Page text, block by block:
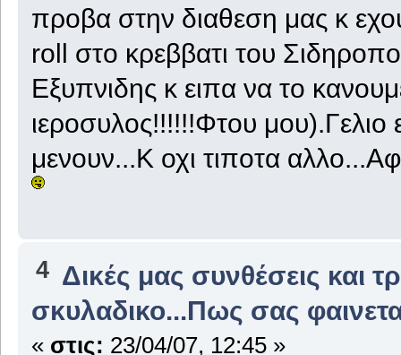
προβα στην διαθεση μας κ
roll στο κρεββατι του
Εξυπνιδης κ ειπα να το
ιεροσυλος!!!!!!Φτου
μενουν...Κ οχι τιποτα
4 Δικές μας συνθέσεις και
σκυλαδικο...Πως σας
« στις: 23/04/07, 12:45 »